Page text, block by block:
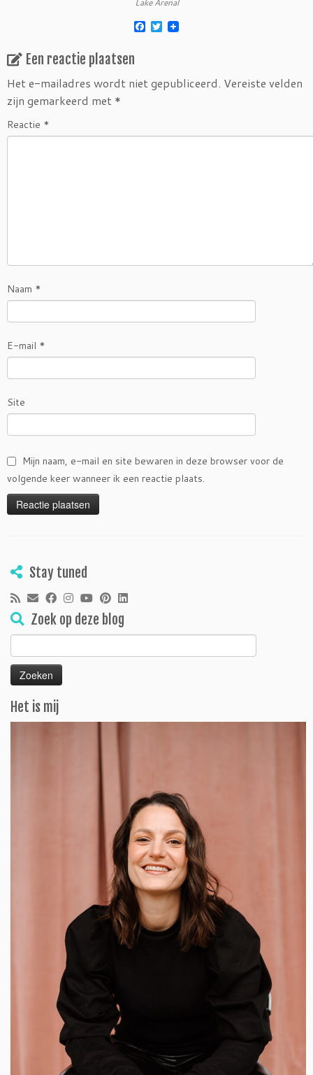
Lake Arenal
F
o
T
w
e
r
Een reactie plaatsen
Het e-mailadres wordt niet gepubliceerd. Vereiste velden
zijn gemarkeerd met *
Reactie *
Naam *
E-mail *
Site
Mijn naam, e-mail en site bewaren in deze browser voor de
volgende keer wanneer ik een reactie plaats.
Stay tuned
Zoek op deze blog
naar:
Het is mij